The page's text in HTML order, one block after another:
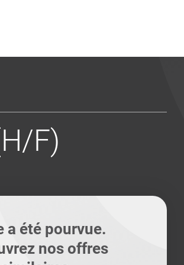
F)
a été pourvue.
nos offres